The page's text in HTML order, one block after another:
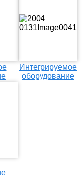
Интегрируемое
оборудование